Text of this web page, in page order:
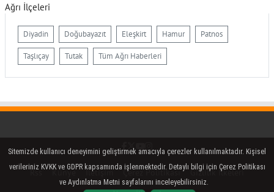
Ağrı İlçeleri
Diyadin Doğubayazıt Eleşkirt Hamur Patnos
Taşlıçay Tutak Tüm Ağrı Haberleri
Facebook
Twitter (X)
YouTube
Instagram
Rss Künye İletişim Çerez Politikası
Gizlilik İlkeleri
Sitemizde kullanıcı deneyimini geliştirmek amacıyla çerezler kullanılmaktadır. Kişisel
verileriniz KVKK ve GDPR kapsamında işlenmektedir. Detaylı bilgi için Çerez Politikası
ve Aydınlatma Metni sayfalarını inceleyebilirsiniz.